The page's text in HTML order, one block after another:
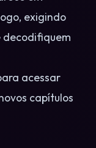
exigindo
decodifiquem
acessar
capítulos